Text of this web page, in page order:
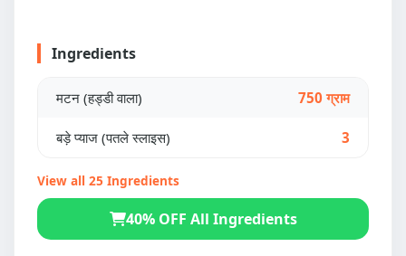
Ingredients
मटन (हड्डी वाला) 750 ग्राम
बड़े प्याज (पतले स्लाइस) 3
View all 25 Ingredients
40% OFF All Ingredients